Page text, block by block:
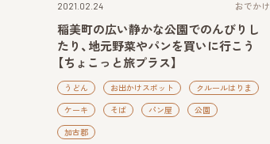
2021.02.24 おでかけ
稲美町の広い静かな公園でのんびりし
たり、地元野菜やパンを買いに行こう
【ちょこっと旅プラス】
うどん お出かけスポット クルールはりま
ケーキ そば パン屋 公園
加古郡